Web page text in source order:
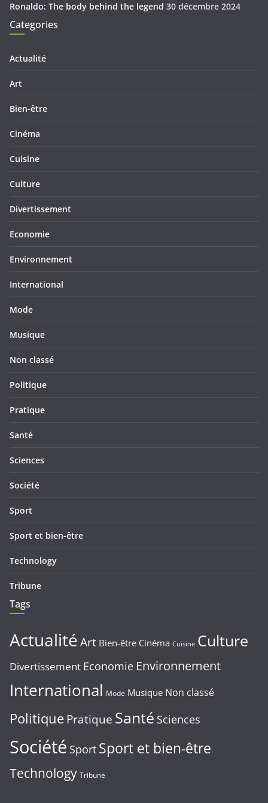
Ronaldo: The body behind the legend 30 décembre 2024
Categories
Actualité
Art
Bien-être
Cinéma
Cuisine
Culture
Divertissement
Economie
Environnement
International
Mode
Musique
Non classé
Politique
Pratique
Santé
Sciences
Société
Sport
Sport et bien-être
Technology
Tribune
Tags
ActualitéArt Bien-être Cinéma Cuisine Culture
Divertissement Economie Environnement
International Mode Musique Non classé
Politique Pratique Santé Sciences
Société Sport Sport et bien-être
Technology Tribune